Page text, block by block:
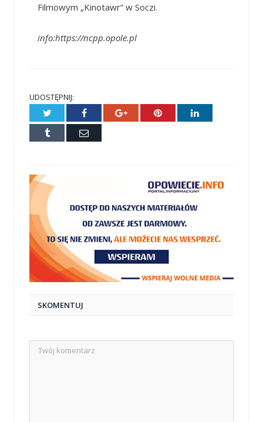
Filmowym „Kinotawr” w Soczi.
info:https://ncpp.opole.pl
UDOSTĘPNIJ:
Twitter Facebook Google+ Pinterest LinkedIn
Tumblr
E-
SKOMENTUJ